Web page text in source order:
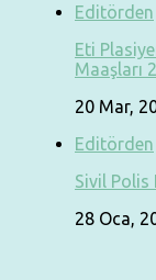
Editörden
Eti
Maaşları
20 Mar,
Editörden
Sivil Polis
28 Oca,